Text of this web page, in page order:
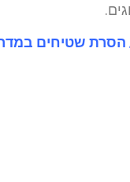
במדרגות ?